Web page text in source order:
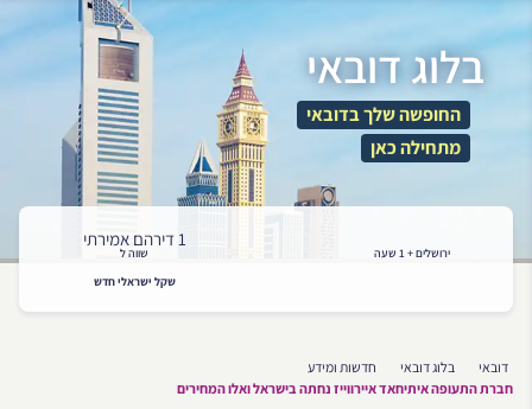
בלוג דובאי
החופשה שלך בדובאי
מתחילה כאן
ירושלים + 1 שעה
1 דירהם אמירתי
שווה ל
שקל ישראלי חדש
דובאי בלוג דובאי
חדשות ומידע
חברת התעופה איתיחאד איירווייז נחתה בישראל ואלו המחירים